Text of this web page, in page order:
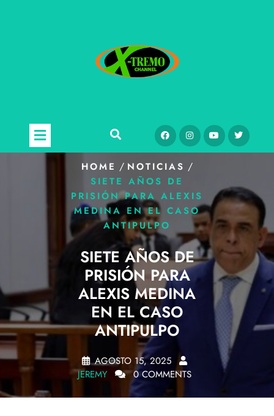
HOME / NOTICIAS /
SIETE AÑOS DE
PRISIÓN PARA ALEXIS
MEDINA EN EL CASO
ANTIPULPO
SIETE AÑOS DE
PRISIÓN PARA
ALEXIS MEDINA
EN EL CASO
ANTIPULPO
AGOSTO 15, 2025
JEREMY
0 COMMENTS